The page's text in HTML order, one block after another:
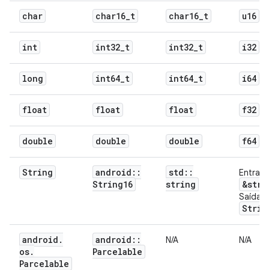
char char16_t char16_t u16
int int32_t int32_t i32
long int64_t int64_t i64
float float float f32
double double double f64
String android ::
String16
std ::
string
&str
Saída:
android .
os.
Parcelable
android ::
Parcelable
N/A N/A